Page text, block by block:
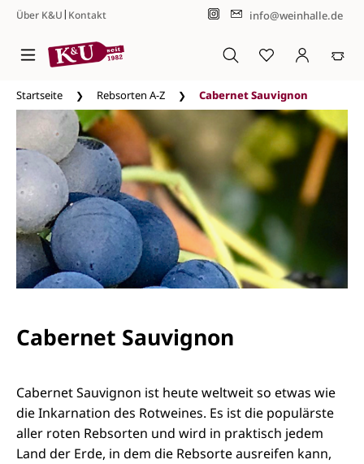
Zum Hauptinhalt springen
Über K&U| Kontakt info@weinhalle.de
Startseite Rebsorten A-Z Cabernet Sauvignon
Cabernet Sauvignon
Cabernet Sauvignon ist heute weltweit so etwas wie
die Inkarnation des Rotweines. Es ist die populärste
aller roten Rebsorten und wird in praktisch jedem
Land der Erde, in dem die Rebsorte ausreifen kann,